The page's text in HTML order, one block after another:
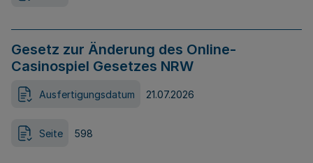
Gesetz zur Änderung des Online-
Casinospiel Gesetzes NRW
Ausfertigungsdatum 21.07.2026
Seite 598